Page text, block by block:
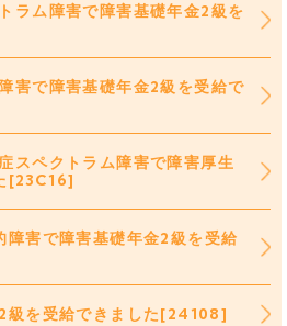
ラム障害で障害基礎年金2級を
害で障害基礎年金2級を受給で
スペクトラム障害で障害厚生
[23C16]
障害で障害基礎年金2級を受給
級を受給できました[24108]